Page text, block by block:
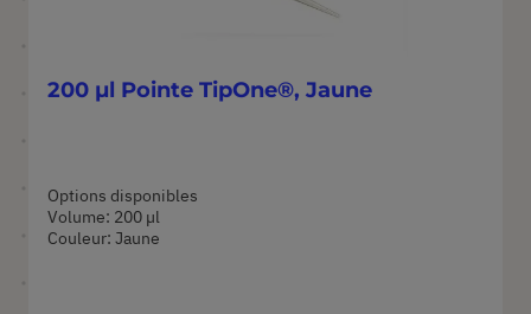
200 µl Pointe TipOne®, Jaune
Options disponibles
Volume: 200 µl
Couleur: Jaune